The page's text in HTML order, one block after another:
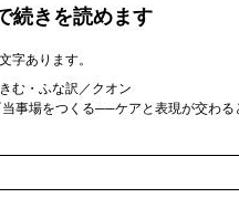
続きを読めます
字あります。
む・ふな訳／クオン
事場をつくる──ケアと表現が交わる